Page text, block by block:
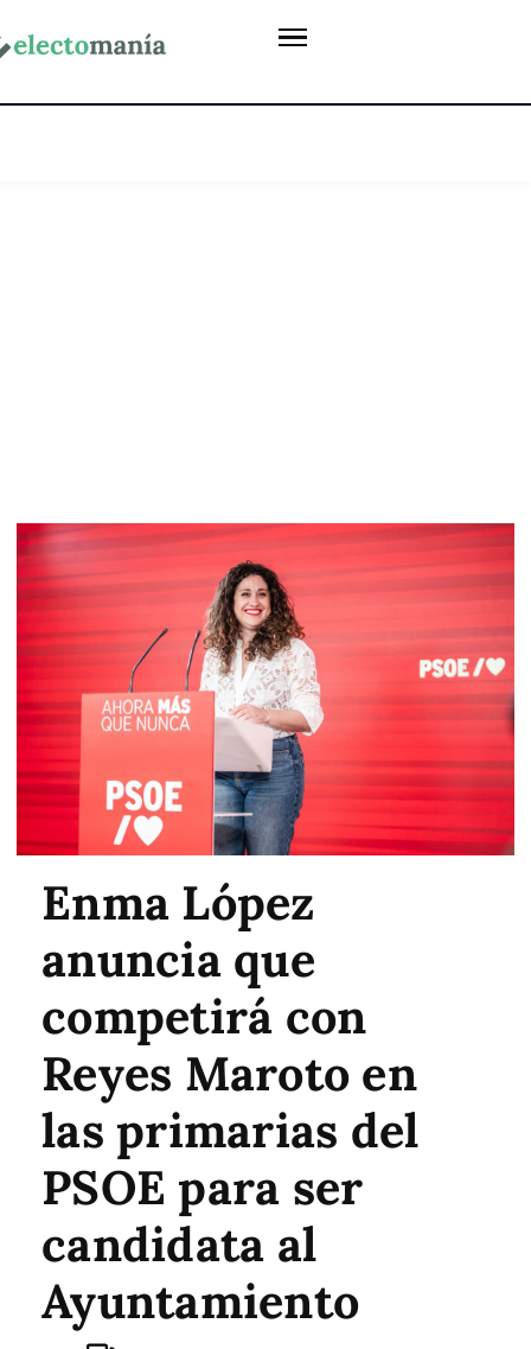
Enma López
anuncia que
competirá con
Reyes Maroto en
las primarias del
PSOE para ser
candidata al
Ayuntamiento